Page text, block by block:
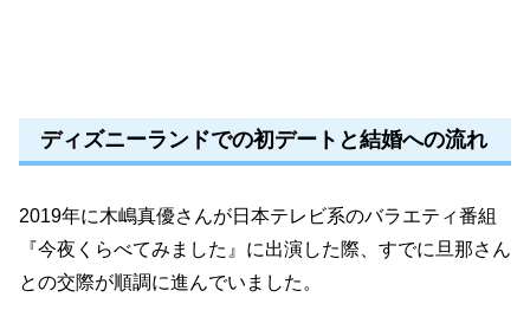
ディズニーランドでの初デートと結婚への流れ
2019年に木嶋真優さんが日本テレビ系のバラエティ番組
『今夜くらべてみました』に出演した際、すでに旦那さん
との交際が順調に進んでいました。